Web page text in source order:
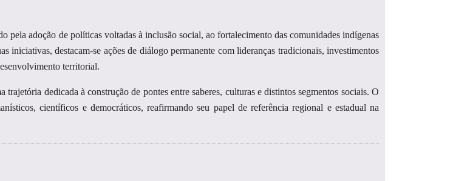
pela adoção de políticas voltadas à inclusão social, ao fortalecimento das comunidades indígenas
iniciativas, destacam-se ações de diálogo permanente com lideranças tradicionais, investimentos
territorial.
dedicada à construção de pontes entre saberes, culturas e distintos segmentos sociais. O
científicos e democráticos, reafirmando seu papel de referência regional e estadual na